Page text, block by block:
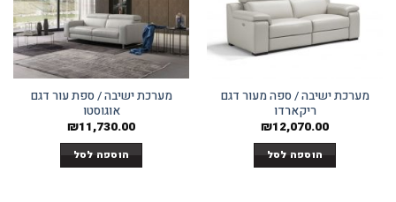
מערכת ישיבה / ספה מעור דגם
ריקארדו
₪12,070.00
הוספה לסל
Add to
wishlist
מערכת ישיבה / ספת עור דגם
אוגוסטו
₪11,730.00
הוספה לסל